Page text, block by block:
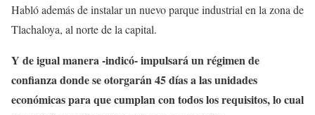
Habló además de instalar un nuevo parque industrial en la zona de
Tlachaloya, al norte de la capital.
Y de igual manera -indicó- impulsará un régimen de
confianza donde se otorgarán 45 días a las unidades
económicas para que cumplan con todos los requisitos, lo cual